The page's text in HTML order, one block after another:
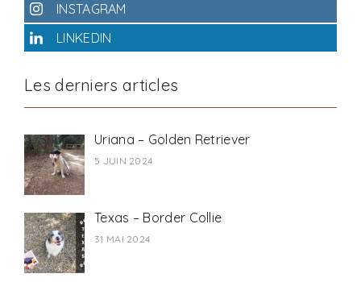
INSTAGRAM
LINKEDIN
Les derniers articles
Uriana – Golden Retriever
5 JUIN 2024
Texas – Border Collie
31 MAI 2024